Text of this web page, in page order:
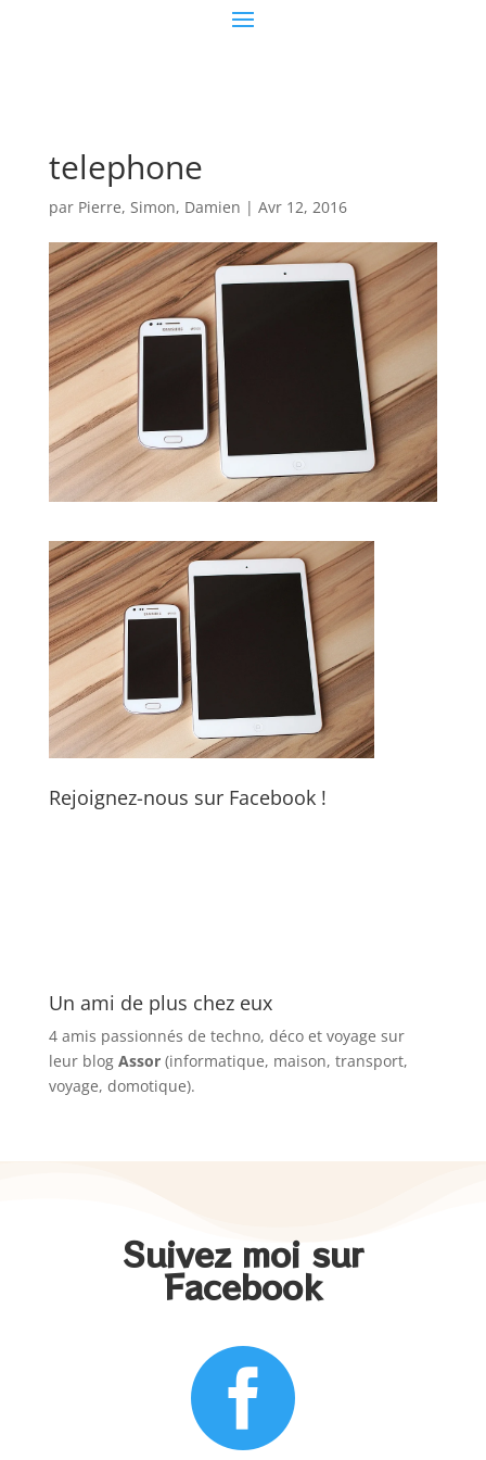
telephone
par Pierre, Simon, Damien | Avr 12, 2016
Rejoignez-nous sur Facebook !
Un ami de plus chez eux
4 amis passionnés de techno, déco et voyage sur
leur blog Assor(informatique, maison, transport,
voyage, domotique).
Suivez moi sur
Facebook
